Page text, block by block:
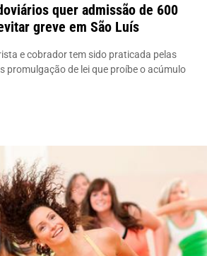
quer admissão de 600
greve em São Luís
e cobrador tem sido praticada pelas
promulgação de lei que proíbe o acúmulo